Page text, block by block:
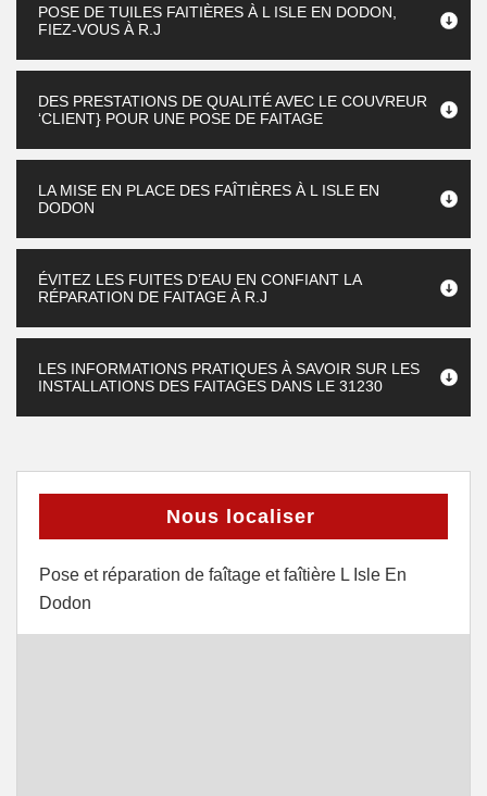
POSE DE TUILES FAITIÈRES À L ISLE EN DODON,
FIEZ-VOUS À R.J
DES PRESTATIONS DE QUALITÉ AVEC LE COUVREUR
‘CLIENT} POUR UNE POSE DE FAITAGE
LA MISE EN PLACE DES FAÎTIÈRES À L ISLE EN
DODON
ÉVITEZ LES FUITES D’EAU EN CONFIANT LA
RÉPARATION DE FAITAGE À R.J
LES INFORMATIONS PRATIQUES À SAVOIR SUR LES
INSTALLATIONS DES FAITAGES DANS LE 31230
Nous localiser
Pose et réparation de faîtage et faîtière L Isle En
Dodon